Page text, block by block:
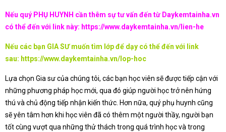
Nếu quý PHỤ HUYNH cần thêm sự tư vấn đến từ Daykemtainha.vn
có thể đến với link này: https://www.daykemtainha.vn/lien-he
Nếu các bạn GIA SƯ muốn tìm lớp để dạy có thể đến với link
sau: https://www.daykemtainha.vn/lop-hoc
Lựa chọn Gia sư của chúng tôi, các bạn học viên sẽ được tiếp cận với
những phương pháp học mới, qua đó giúp người học trở nên hứng
thú và chủ động tiếp nhận kiến thức. Hơn nữa, quý phụ huynh cũng
sẽ yên tâm hơn khi học viên đã có thêm một người thầy, người bạn
tốt cùng vượt qua những thử thách trong quá trình học và trong